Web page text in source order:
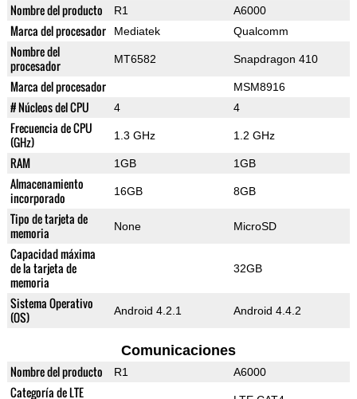
Nombre del producto R1 A6000
Marca del procesador Mediatek Qualcomm
Nombre del
procesador
MT6582 Snapdragon 410
Marca del procesador MSM8916
# Núcleos del CPU 4 4
Frecuencia de CPU
(GHz)
1.3 GHz 1.2 GHz
RAM 1GB 1GB
Almacenamiento
incorporado
16GB 8GB
Tipo de tarjeta de
memoria
None MicroSD
Capacidad máxima
de la tarjeta de
memoria
32GB
Sistema Operativo
(OS)
Android 4.2.1 Android 4.4.2
Comunicaciones
Nombre del producto R1 A6000
Categoría de LTE